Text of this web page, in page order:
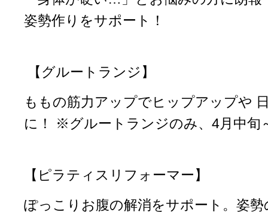
姿勢作りをサポート！
【グルートランジ】
ももの筋力アップでヒップアップや
に！ ※グルートランジのみ、4月中旬
【ピラティスリフォーマー】
ぽっこりお腹の解消をサポート。姿